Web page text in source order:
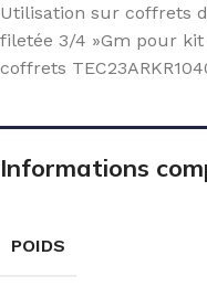
Utilisation sur coffrets
filetée 3/4 »Gm pour
coffrets
Informations
POIDS